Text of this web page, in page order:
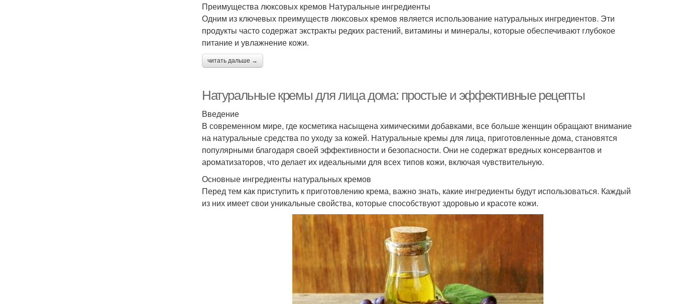
Волшебный крем Крем с травами Детский крем
Основа для домашнего
крема
Заварные кремы Крем-суфле для лица Кокосовый крем Питательный крем
Крем для ног Рисовый крем
Преимущества люксовых кремов Натуральные ингредиенты
Одним из ключевых преимуществ люксовых кремов является использование натуральных ингредиентов. Эти
продукты часто содержат экстракты редких растений, витамины и минералы, которые обеспечивают глубокое
питание и увлажнение кожи.
читать дальше →
Натуральные кремы для лица дома: простые и эффективные рецепты
Введение
В современном мире, где косметика насыщена химическими добавками, все больше женщин обращают внимание
на натуральные средства по уходу за кожей. Натуральные кремы для лица, приготовленные дома, становятся
популярными благодаря своей эффективности и безопасности. Они не содержат вредных консервантов и
ароматизаторов, что делает их идеальными для всех типов кожи, включая чувствительную.
Основные ингредиенты натуральных кремов
Перед тем как приступить к приготовлению крема, важно знать, какие ингредиенты будут использоваться. Каждый
из них имеет свои уникальные свойства, которые способствуют здоровью и красоте кожи.